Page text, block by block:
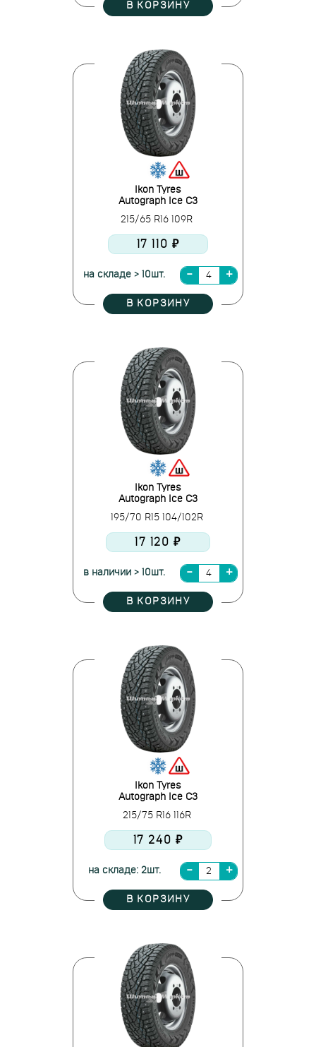
В КОРЗИНУ
Ikon Tyres
Autograph Ice C3
215/65 R16 109R
17 110 ₽
на складе > 10шт.
В КОРЗИНУ
Ikon Tyres
Autograph Ice C3
195/70 R15 104/102R
17 120 ₽
в наличии > 10шт.
В КОРЗИНУ
Ikon Tyres
Autograph Ice C3
215/75 R16 116R
17 240 ₽
на складе: 2шт.
В КОРЗИНУ